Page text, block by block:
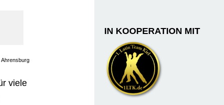
Ahrensburg
viele
IN KOOPERATION MIT